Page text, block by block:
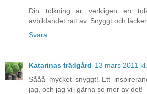
Din tolkning är verkligen en
avbildandet rätt av. Snyggt och
Svara
Katarinas trädgård 13 mars 2011
Sååå mycket snyggt! Ett
jag, och jag vill gärna se mer av det!